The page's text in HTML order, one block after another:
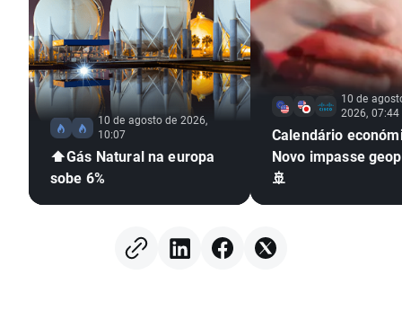
10 de agosto de 2026,
10:07
⬆️Gás Natural na europa
sobe 6%
10 de
2026, 07:44
Calendário
Novo impasse
🚢